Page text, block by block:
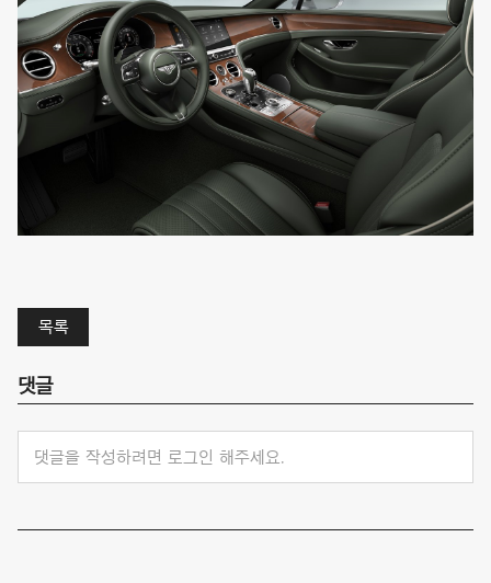
목록
댓글
댓글을 작성하려면 로그인 해주세요.